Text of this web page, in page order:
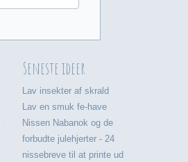
Seneste ideer
Lav insekter af skrald
Lav en smuk fe-have
Nissen Nabanok og de
forbudte julehjerter - 24
nissebreve til at printe ud